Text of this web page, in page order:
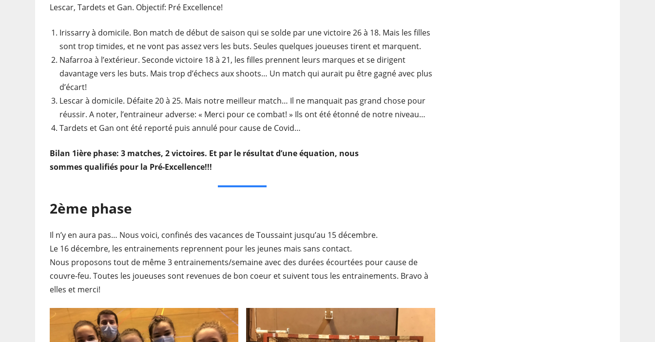
Lescar, Tardets et Gan. Objectif: Pré Excellence!
Irissarry à domicile. Bon match de début de saison qui se solde par une victoire 26 à 18. Mais les filles
sont trop timides, et ne vont pas assez vers les buts. Seules quelques joueuses tirent et marquent.
Nafarroa à l’extérieur. Seconde victoire 18 à 21, les filles prennent leurs marques et se dirigent
davantage vers les buts. Mais trop d’échecs aux shoots… Un match qui aurait pu être gagné avec plus
d’écart!
Lescar à domicile. Défaite 20 à 25. Mais notre meilleur match… Il ne manquait pas grand chose pour
réussir. A noter, l’entraineur adverse: « Merci pour ce combat! » Ils ont été étonné de notre niveau…
Tardets et Gan ont été reporté puis annulé pour cause de Covid…
Bilan 1ière phase: 3 matches, 2 victoires. Et par le résultat d’une équation, nous
sommes qualifiés pour la Pré-Excellence!!!
2ème phase
Il n’y en aura pas… Nous voici, confinés des vacances de Toussaint jusqu’au 15 décembre.
Le 16 décembre, les entrainements reprennent pour les jeunes mais sans contact.
Nous proposons tout de même 3 entrainements/semaine avec des durées écourtées pour cause de
couvre-feu. Toutes les joueuses sont revenues de bon coeur et suivent tous les entrainements. Bravo à
elles et merci!